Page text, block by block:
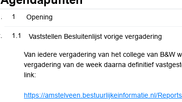
1 Opening
1.1 Vaststellen Besluitenlijst vorige vergadering
Van iedere vergadering van het college van B&W
vergadering van de week daarna definitief
link:
https://amstelveen.bestuurlijkeinformatie.nl/